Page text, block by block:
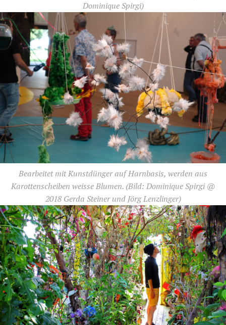
Dominique Spirgi)
Bearbeitet mit Kunstdünger auf Harnbasis, werden aus
Karottenscheiben weisse Blumen. (Bild: Dominique Spirgi @
2018 Gerda Steiner und Jörg Lenzlinger)